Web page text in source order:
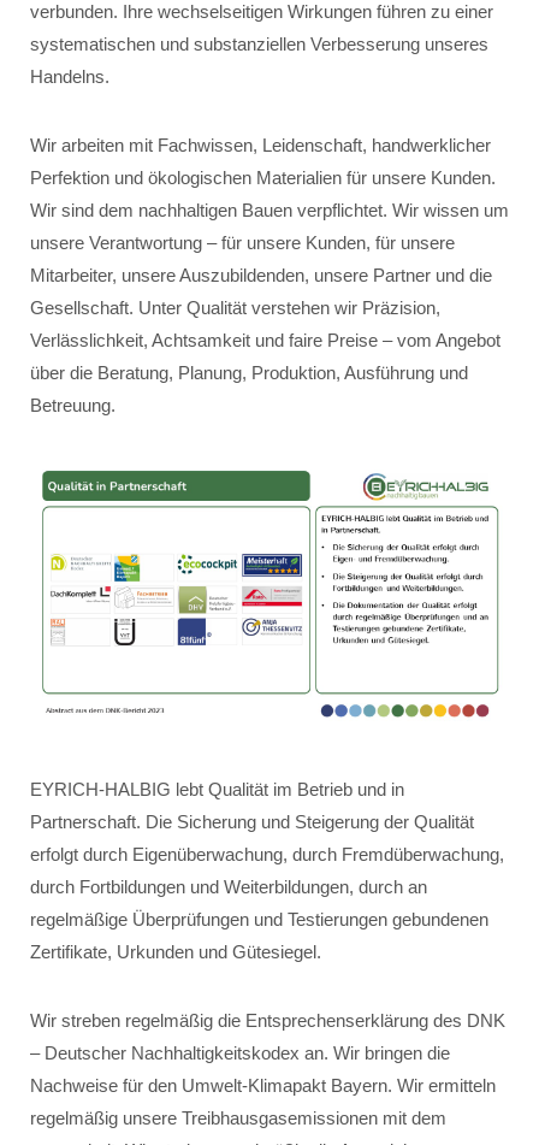
verbunden. Ihre wechselseitigen Wirkungen führen zu einer
systematischen und substanziellen Verbesserung unseres
Handelns.
Wir arbeiten mit Fachwissen, Leidenschaft, handwerklicher
Perfektion und ökologischen Materialien für unsere Kunden.
Wir sind dem nachhaltigen Bauen verpflichtet. Wir wissen um
unsere Verantwortung – für unsere Kunden, für unsere
Mitarbeiter, unsere Auszubildenden, unsere Partner und die
Gesellschaft. Unter Qualität verstehen wir Präzision,
Verlässlichkeit, Achtsamkeit und faire Preise – vom Angebot
über die Beratung, Planung, Produktion, Ausführung und
Betreuung.
EYRICH-HALBIG lebt Qualität im Betrieb und in
Partnerschaft. Die Sicherung und Steigerung der Qualität
erfolgt durch Eigenüberwachung, durch Fremdüberwachung,
durch Fortbildungen und Weiterbildungen, durch an
regelmäßige Überprüfungen und Testierungen gebundenen
Zertifikate, Urkunden und Gütesiegel.
Wir streben regelmäßig die Entsprechenserklärung des DNK
– Deutscher Nachhaltigkeitskodex an. Wir bringen die
Nachweise für den Umwelt-Klimapakt Bayern. Wir ermitteln
regelmäßig unsere Treibhausgasemissionen mit dem